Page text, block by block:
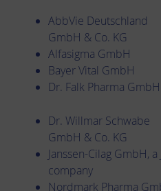
AbbVie Deutschland
GmbH & Co. KG
Alfasigma GmbH
Bayer Vital GmbH
Dr. Falk Pharma GmbH
Dr. Willmar Schwabe
GmbH & Co. KG
Janssen-Cilag GmbH,
company
Nordmark Pharma